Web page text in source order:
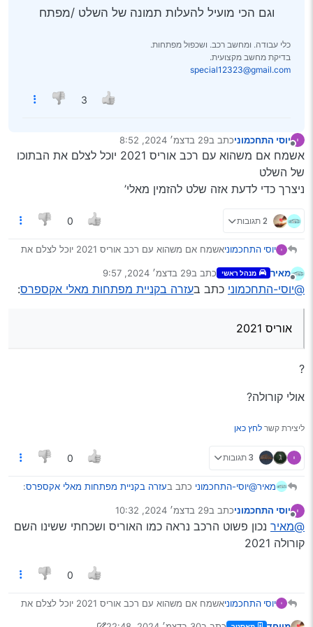
וגם הכי מועיל להעלות תמונה של השלט /מפתח
כלי עבודה. ומחשב רכב. ושכפול מפתחות.
בדיקת מחשב מקצועית.
special12323@gmail.com
3
מנותק
יוסי התחכמוניכתב ב29 בדצמ׳ 2024, 8:52
נערך לאחרונה על ידי
אשמח אם משהוא עם רכב אוריס 2021 יוכל לצלם את הבתוכו
של השלט
ניצרך כדי לדעת אזה שלט להזמין מאלי’
2 תגובות 0
יוסי התחכמוני
אשמח אם משהוא עם רכב אוריס 2021 יוכל לצלם את
ניצרך כדי לדעת אזה שלט להזמין מאלי’
מאיר מנהל ראשי כתב ב29 בדצמ׳ 2024, 9:57
נערך לאחרונה על ידי
@יוסי-התחכמוני כתב בעזרה בקניית מפתחות מאלי אקספרס:
אוריס 2021
?
אולי קורולה?
ליצירת קשר לחץ כאן
3 תגובות 0
מאיר@יוסי-התחכמוני כתב בעזרה בקניית מפתחות מאלי אקספרס:
אוריס 2021
יוסי התחכמוניכתב ב29 בדצמ׳ 2024, 10:32
נערך לאחרונה על ידי
@מאיר נכון פשוט הרכב נראה כמו האוריס ושכחתי ששינו השם
קורולה 2021
0
יוסי התחכמוני
אשמח אם משהוא עם רכב אוריס 2021 יוכל לצלם את